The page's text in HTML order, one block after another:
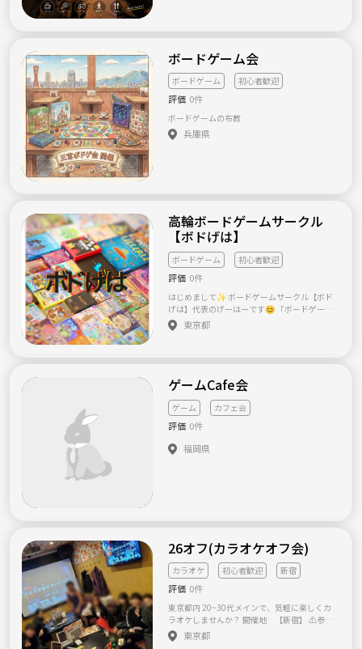
・勧誘・営業・告知・引き抜き・しつこいナ
ンパ・暴言など ・過度なナンパ行為や迷惑行
為 ・開催内容や風景写真、動画のSNS等への
無許可投稿 サークルやイベントの輪を乱す行
動をする方、運営側の指示に従っていただけ
ない方や運営側が参加者様としてふさわしく
ないと判断した方は、参加をお断りする場合
がございます。
ぶら歩いたり 🎲 ボードゲームで笑ったり 「一
人では行かなかった場所」に、誰かと行って
みる。 そんな時間があったら、毎日がちょっ
と楽しくなると思いませんか？ ⸻ 🌿 コン
セプト 学生の頃の”放課後”みたいな時間を、
大人になってもう一度。 このサークルは、
「交流会に参加する場所」ではなく、 一緒に
遊んでいたら、気づいたら友達になってい
という企画も、みんなで実現していきたいと
思っています✨ ⸻ 🌟 こんな人におすす
め！ ✅ 社会人になって友達が減った ✅ 新し
い趣味を始めたい ✅ 一人では行きづらい場所
に行ってみたい ✅ 休日をもっと充実させたい
✅ 初参加でも入りやすい場所を探している ✅
少人数でゆっくり話せる雰囲気が好き ⸻
😊 初参加・一人参加、大歓迎！ 参加者のほと
んどが一人参加です。 「馴染めるかな…」 そ
んな心配はしなくて大丈夫😊 初参加の方が一
い」と思える場所であること。 無理に盛り上
がる必要も、 全員と仲良くなる必要もありま
せん。 まずは今日を楽しむこと。 その結果、
「またみんなで遊ぼう！」 と思える仲間が増
えていけば嬉しいです✨ あと、自分が一番楽
🎒 最後に 学生の頃、 「今日の放課後、何す
ボードゲーム会
ボードゲーム 初心者歓迎
評価 0件
ボードゲームの布教
兵庫県
高輪ボードゲームサークル
【ボドげは】
ボードゲーム 初心者歓迎
評価 0件
はじめまして✨ ボードゲームサークル【ボド
げは】代表のげーはーです😊 「ボードゲーム
に興味はあるけど、ルールが分からなくて不
安」 「一人でも参加しやすいサークルを探し
加も大歓迎❗️ もちろん、ご友人やご家族、カ
ップルでの参加もお待ちしています🍀 みんな
で笑って楽しめる、居心地の良いサークルを
一緒に作っていきましょう🌸
東京都
ゲームCafe会
ゲーム カフェ会
評価 0件
福岡県
26オフ(カラオケオフ会)
カラオケ 初心者歓迎 新宿
評価 0件
東京都内 20~30代メインで、気軽に楽しくカ
ラオケしませんか？ 開催地 【新宿】 ⚠️参加
料金は基本、利用するお店の料金より少し高
くする意向です、ご了承下さい⚠️ ＝＝＝＝＝
東京都